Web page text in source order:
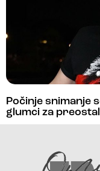
Počinje snimanje
glumci za